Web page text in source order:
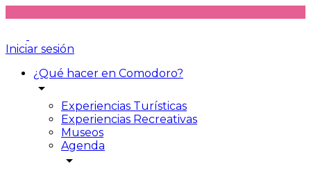
Iniciar sesión
¿Qué hacer en Comodoro?
arrow_drop_down
Experiencias Turísticas
Experiencias Recreativas
Museos
Agenda
arrow_drop_down